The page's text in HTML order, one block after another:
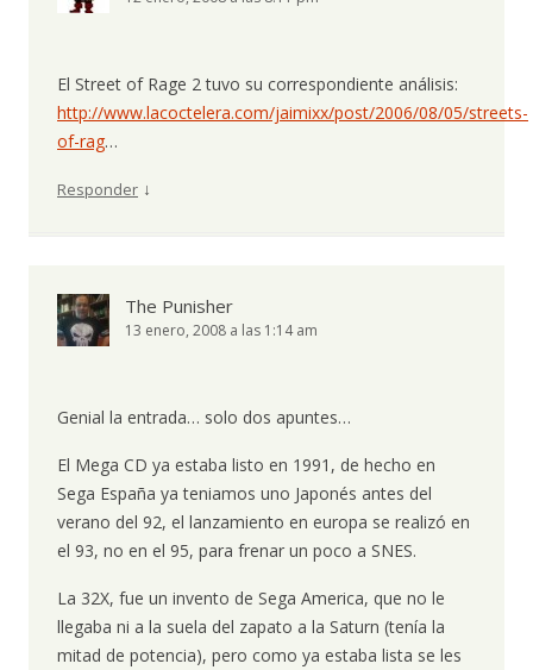
El Street of Rage 2 tuvo su correspondiente análisis:
http://www.lacoctelera.com/jaimixx/post/2006/08/05/streets-
of-rag…
Responder ↓
The Punisher
13 enero, 2008 a las 1:14 am
Genial la entrada… solo dos apuntes…
El Mega CD ya estaba listo en 1991, de hecho en
Sega España ya teniamos uno Japonés antes del
verano del 92, el lanzamiento en europa se realizó en
el 93, no en el 95, para frenar un poco a SNES.
La 32X, fue un invento de Sega America, que no le
llegaba ni a la suela del zapato a la Saturn (tenía la
mitad de potencia), pero como ya estaba lista se les